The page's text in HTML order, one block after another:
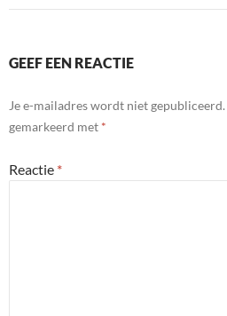
GEEF EEN REACTIE
Je e-mailadres wordt niet gepubliceerd.
gemarkeerd met *
Reactie *